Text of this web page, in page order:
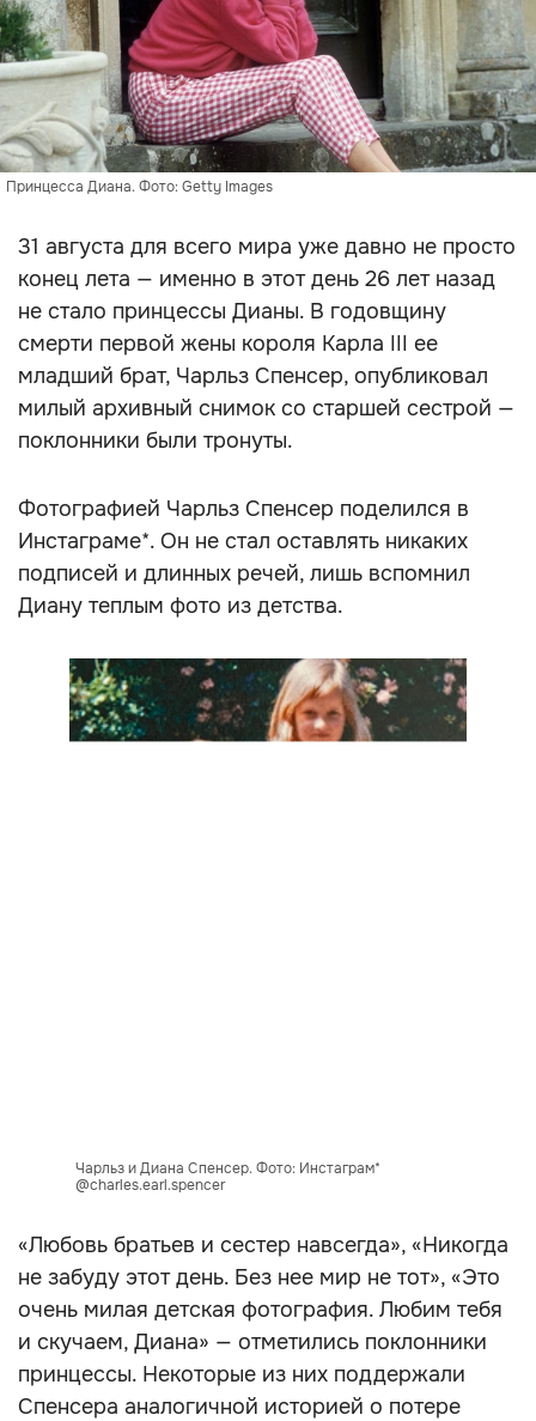
Принцесса Диана. Фото: Getty Images
31 августа для всего мира уже давно не просто
конец лета — именно в этот день 26 лет назад
не стало принцессы Дианы. В годовщину
смерти первой жены короля Карла III ее
младший брат, Чарльз Спенсер, опубликовал
милый архивный снимок со старшей сестрой —
поклонники были тронуты.
Фотографией Чарльз Спенсер поделился в
Инстаграме*. Он не стал оставлять никаких
подписей и длинных речей, лишь вспомнил
Диану теплым фото из детства.
Чарльз и Диана Спенсер. Фото: Инстаграм*
@charles.earl.spencer
«Любовь братьев и сестер навсегда», «Никогда
не забуду этот день. Без нее мир не тот», «Это
очень милая детская фотография. Любим тебя
и скучаем, Диана» — отметились поклонники
принцессы. Некоторые из них поддержали
Спенсера аналогичной историей о потере